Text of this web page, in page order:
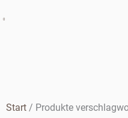
0
Start / Produkte